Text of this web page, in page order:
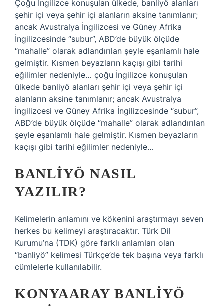
Çoğu İngilizce konuşulan ülkede, banliyö alanları
şehir içi veya şehir içi alanların aksine tanımlanır;
ancak Avustralya İngilizcesi ve Güney Afrika
İngilizcesinde “subur”, ABD’de büyük ölçüde
“mahalle” olarak adlandırılan şeyle eşanlamlı hale
gelmiştir. Kısmen beyazların kaçışı gibi tarihi
eğilimler nedeniyle… çoğu İngilizce konuşulan
ülkede banliyö alanları şehir içi veya şehir içi
alanların aksine tanımlanır; ancak Avustralya
İngilizcesi ve Güney Afrika İngilizcesinde “subur”,
ABD’de büyük ölçüde “mahalle” olarak adlandırılan
şeyle eşanlamlı hale gelmiştir. Kısmen beyazların
kaçışı gibi tarihi eğilimler nedeniyle…
BANLIYÖ NASIL
YAZILIR?
Kelimelerin anlamını ve kökenini araştırmayı seven
herkes bu kelimeyi araştıracaktır. Türk Dil
Kurumu’na (TDK) göre farklı anlamları olan
“banliyö” kelimesi Türkçe’de tek başına veya farklı
cümlelerle kullanılabilir.
KONYAARAY BANLIYÖ